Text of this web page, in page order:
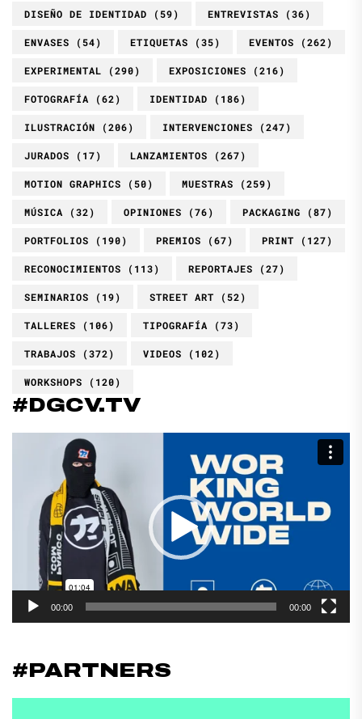
DISEÑO DE IDENTIDAD (59) ENTREVISTAS (36)
ENVASES (54) ETIQUETAS (35) EVENTOS (262)
EXPERIMENTAL (290) EXPOSICIONES (216)
FOTOGRAFÍA (62) IDENTIDAD (186)
ILUSTRACIÓN (206) INTERVENCIONES (247)
JURADOS (17) LANZAMIENTOS (267)
MOTION GRAPHICS (50) MUESTRAS (259)
MÚSICA (32) OPINIONES (76) PACKAGING (87)
PORTFOLIOS (190) PREMIOS (67) PRINT (127)
RECONOCIMIENTOS (113) REPORTAJES (27)
SEMINARIOS (19) STREET ART (52)
TALLERES (106) TIPOGRAFÍA (73)
TRABAJOS (372) VIDEOS (102)
WORKSHOPS (120)
#DGCV.TV
Reproductor
00:00 00:00
#PARTNERS